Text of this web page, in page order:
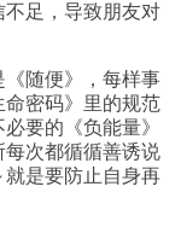
不足，导致朋友对
《随便》，每样事
密码》里的规范
要的《负能量》
次都循循善诱说
是要防止自身再